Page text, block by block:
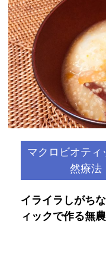
マクロビオティ
然療法
イライラしがち
ィックで作る無